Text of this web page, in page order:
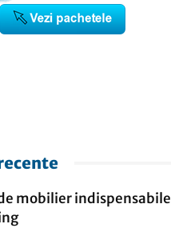
mobilier indispensabile